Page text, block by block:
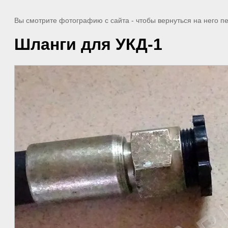
Вы смотрите фотографию с сайта - чтобы вернуться на него
Шланги для УКД-1